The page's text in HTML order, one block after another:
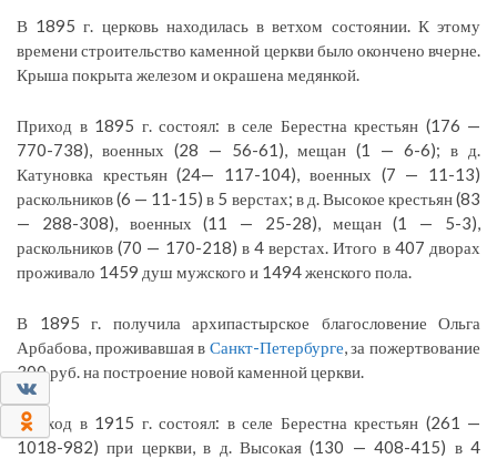
0
В 1895 г. церковь находилась в ветхом состоянии. К этому
времени строительство каменной церкви было окончено вчерне.
Крыша покрыта железом и окрашена медянкой.
Приход в 1895 г. состоял: в селе Берестна крестьян (176 —
770-738), военных (28 — 56-61), мещан (1 — 6-6); в д.
Катуновка крестьян (24— 117-104), военных (7 — 11-13)
раскольников (6 — 11-15) в 5 верстах; в д. Высокое крестьян (83
— 288-308), военных (11 — 25-28), мещан (1 — 5-3),
раскольников (70 — 170-218) в 4 верстах. Итого в 407 дворах
проживало 1459 душ мужского и 1494 женского пола.
В 1895 г. получила архипастырское благословение Ольга
Арбабова, проживавшая в Санкт-Петербурге , за пожертвование
300 руб. на построение новой каменной церкви.
Приход в 1915 г. состоял: в селе Берестна крестьян (261 —
1018-982) при церкви, в д. Высокая (130 — 408-415) в 4